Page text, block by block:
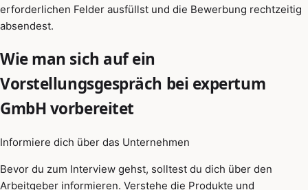
erforderlichen Felder ausfüllst und die Bewerbung rechtzeitig
absendest.
Wie man sich auf ein
Vorstellungsgespräch bei expertum
GmbH vorbereitet
Informiere dich über das Unternehmen
Bevor du zum Interview gehst, solltest du dich über den
Arbeitgeber informieren. Verstehe die Produkte und